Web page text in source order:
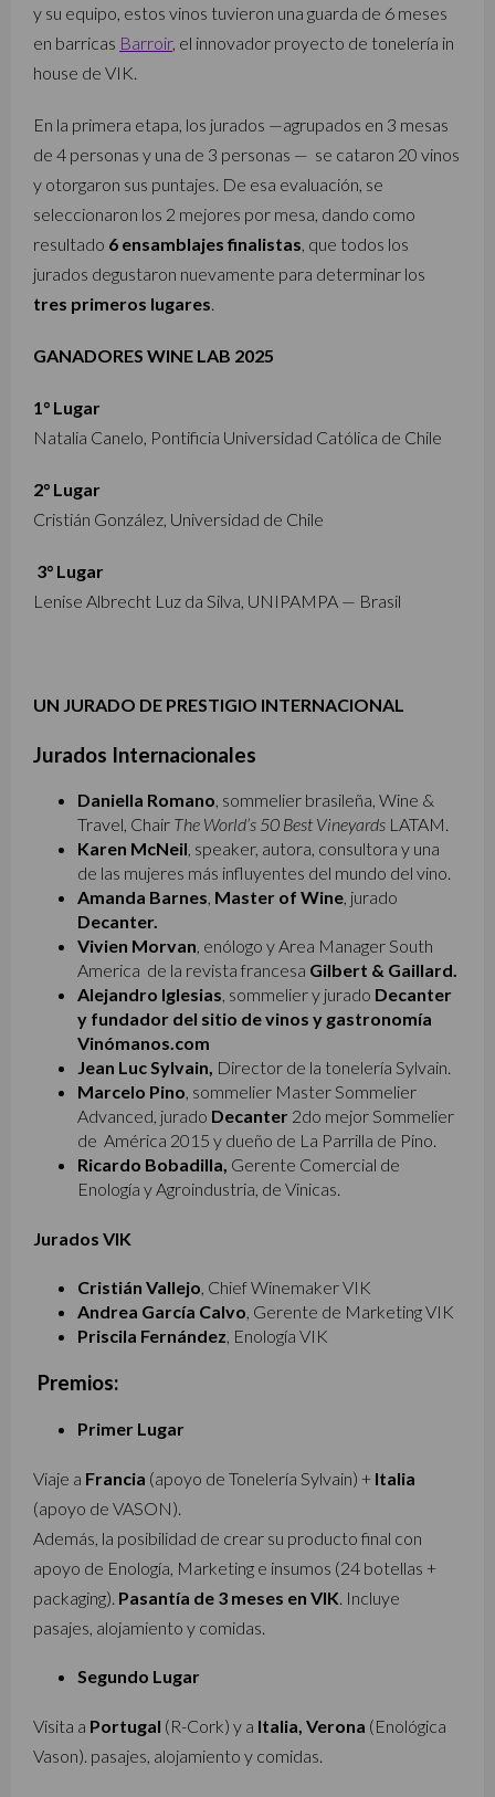
y su equipo, estos vinos tuvieron una guarda de 6 meses
en barricas Barroir, el innovador proyecto de tonelería in
house de VIK.
En la primera etapa, los jurados —agrupados en 3 mesas
de 4 personas y una de 3 personas — se cataron 20 vinos
y otorgaron sus puntajes. De esa evaluación, se
seleccionaron los 2 mejores por mesa, dando como
resultado 6 ensamblajes finalistas , que todos los
jurados degustaron nuevamente para determinar los
tres primeros lugares
GANADORES WINE LAB 2025
1° Lugar
Natalia Canelo, Pontificia Universidad Católica de Chile
2° Lugar
Cristián González, Universidad de Chile
3° Lugar
Lenise Albrecht Luz da Silva, UNIPAMPA — Brasil
UN JURADO DE PRESTIGIO INTERNACIONAL
Jurados Internacionales
Daniella Romano, sommelier brasileña, Wine &
Travel, Chair The World’s 50 Best Vineyards LATAM.
Karen McNeil, speaker, autora, consultora y una
de las mujeres más influyentes del mundo del vino.
Amanda Barnes, Master of Wine, jurado
Decanter.
Vivien Morvan, enólogo y Area Manager South
America de la revista francesa Gilbert & Gaillard.
Alejandro Iglesias, sommelier y jurado Decanter
y fundador del sitio de vinos y gastronomía
Vinómanos.com
Jean Luc Sylvain, Director de la tonelería Sylvain.
Marcelo Pino, sommelier Master Sommelier
Advanced, jurado Decanter 2do mejor Sommelier
de América 2015 y dueño de La Parrilla de Pino.
Ricardo Bobadilla, Gerente Comercial de
Enología y Agroindustria, de Vinicas.
Jurados VIK
Cristián Vallejo, Chief Winemaker VIK
Andrea García Calvo, Gerente de Marketing VIK
Priscila Fernández, Enología VIK
Premios:
Primer Lugar
Viaje a Francia (apoyo de Tonelería Sylvain) + Italia
(apoyo de VASON).
Además, la posibilidad de crear su producto final con
apoyo de Enología, Marketing e insumos (24 botellas +
packaging). Pasantía de 3 meses en VIK . Incluye
pasajes, alojamiento y comidas.
Segundo Lugar
Visita a Portugal (R-Cork) y a Italia, Verona (Enológica
Vason). pasajes, alojamiento y comidas.